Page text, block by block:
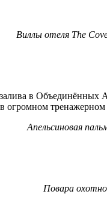
Виллы отеля The
в
тренажерном
Апельсиновая
Повара